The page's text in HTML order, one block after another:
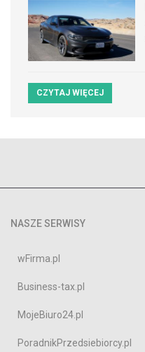
CZYTAJ WIĘCEJ
NASZE SERWISY
wFirma.pl
Business-tax.pl
MojeBiuro24.pl
PoradnikPrzedsiebiorcy.pl